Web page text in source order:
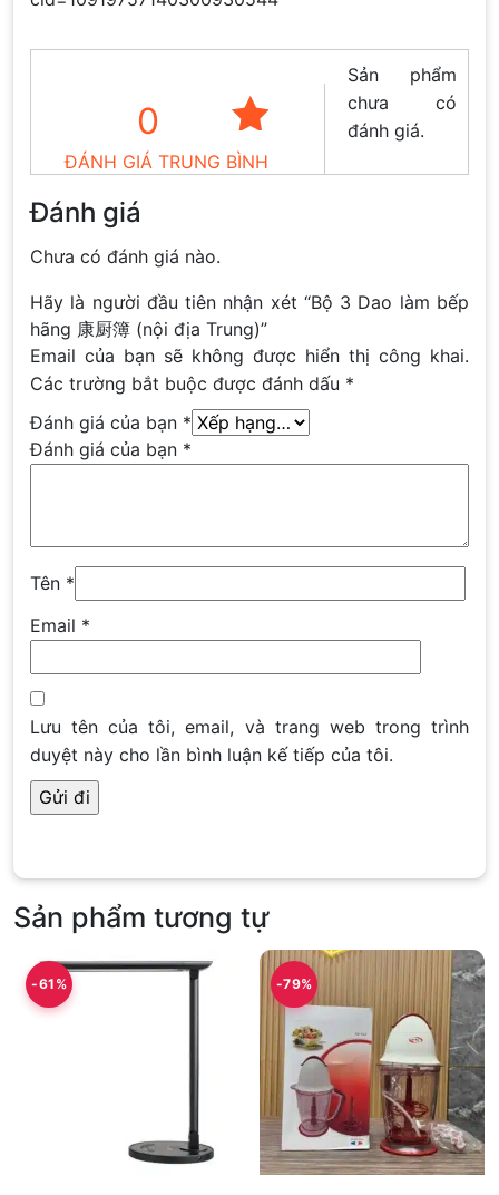
0
ĐÁNH GIÁ TRUNG BÌNH
Sản phẩm
chưa có
đánh giá.
Đánh giá
Chưa có đánh giá nào.
Hãy là người đầu tiên nhận xét “Bộ 3 Dao làm bếp
hãng 康厨簿 (nội địa Trung)”
Email của bạn sẽ không được hiển thị công khai.
Các trường bắt buộc được đánh dấu *
Đánh giá của bạn *
Đánh giá của bạn *
Tên *
Email *
Lưu tên của tôi, email, và trang web trong trình
duyệt này cho lần bình luận kế tiếp của tôi.
Sản phẩm tương tự
-61% -79%